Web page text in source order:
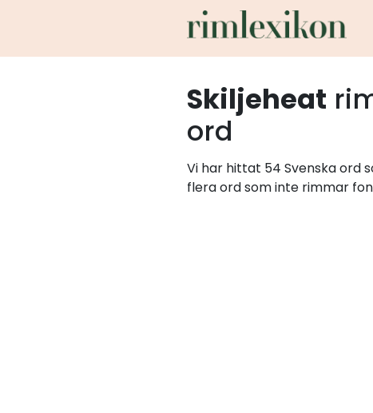
Skiljeheat
ord
Vi har hittat 54 Svenska ord
flera ord som inte rimmar